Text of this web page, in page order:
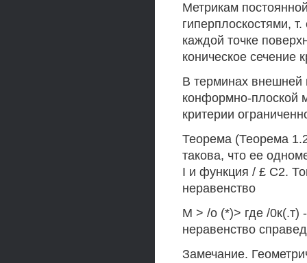
Метрикам
гиперплоскостями,
каждой точке
коническое сечение
В терминах внешней
конформно-плоской
критерии
Теорема (Теорема
такова, что ее
I и функция / £ С2.
неравенство
М > /о (*)> где /0к(.т)
неравенство
Замечание.